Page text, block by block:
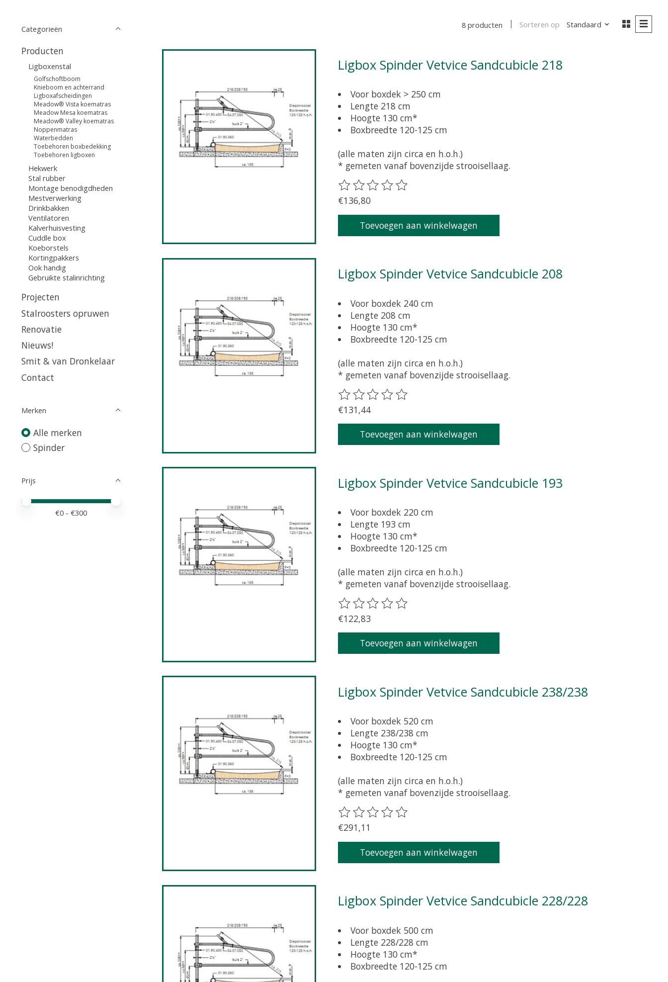
Categorieën
Producten
Ligboxenstal
Golfschoftboom
Knieboom en achterrand
Ligboxafscheidingen
Meadow® Vista koematras
Meadow Mesa koematras
Meadow® Valley koematras
Noppenmatras
Waterbedden
Toebehoren boxbedekking
Toebehoren ligboxen
Hekwerk
Stal rubber
Montage benodigdheden
Mestverwerking
Drinkbakken
Ventilatoren
Kalverhuisvesting
Cuddle box
Koeborstels
Kortingpakkers
Ook handig
Gebruikte stalinrichting
Projecten
Stalroosters opruwen
Renovatie
Nieuws!
Smit & van Dronkelaar
Contact
Merken
Alle merken
Spinder
Prijs
Minimale prijswaarde
Price maximum value
€0 - €300
8 producten Sorteren op Standaard
Ligbox Spinder Vetvice Sandcubicle 218
Voor boxdek > 250 cm
Lengte 218 cm
Hoogte 130 cm*
Boxbreedte 120-125 cm
(alle maten zijn circa en h.o.h.)
* gemeten vanaf bovenzijde strooisellaag.
De beoordeling van dit product is
€136,80
Toevoegen aan winkelwagen
Ligbox Spinder Vetvice Sandcubicle 208
Voor boxdek 240 cm
Lengte 208 cm
Hoogte 130 cm*
Boxbreedte 120-125 cm
(alle maten zijn circa en h.o.h.)
* gemeten vanaf bovenzijde strooisellaag.
De beoordeling van dit product is
€131,44
Toevoegen aan winkelwagen
Ligbox Spinder Vetvice Sandcubicle 193
Voor boxdek 220 cm
Lengte 193 cm
Hoogte 130 cm*
Boxbreedte 120-125 cm
(alle maten zijn circa en h.o.h.)
* gemeten vanaf bovenzijde strooisellaag.
De beoordeling van dit product is
€122,83
Toevoegen aan winkelwagen
Ligbox Spinder Vetvice Sandcubicle 238/238
Voor boxdek 520 cm
Lengte 238/238 cm
Hoogte 130 cm*
Boxbreedte 120-125 cm
(alle maten zijn circa en h.o.h.)
* gemeten vanaf bovenzijde strooisellaag.
De beoordeling van dit product is
€291,11
Toevoegen aan winkelwagen
Ligbox Spinder Vetvice Sandcubicle 228/228
Voor boxdek 500 cm
Lengte 228/228 cm
Hoogte 130 cm*
Boxbreedte 120-125 cm